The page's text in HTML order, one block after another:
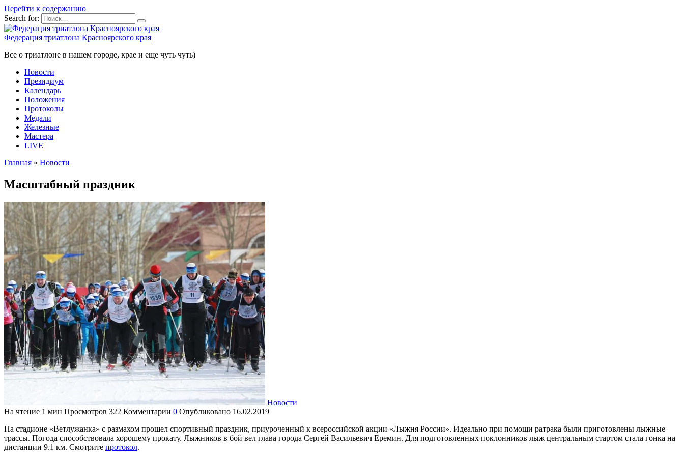
Перейти к содержанию
Search for:
Федерация триатлона Красноярского края
Все о триатлоне в нашем городе, крае и еще чуть чуть)
Новости
Президиум
Календарь
Положения
Протоколы
Медали
Железные
Мастера
LIVE
Главная » Новости
Масштабный праздник
Новости
На чтение 1 мин Просмотров 322 Комментарии 0 Опубликовано 16.02.2019
На стадионе «Ветлужанка» с размахом прошел спортивный праздник, приуроченный к всероссийской акции «Лыжня России». Идеально при помощи ратрака были приготовлены лыжные
трассы. Погода способствовала хорошему прокату. Лыжников в бой вел глава города Сергей Васильевич Еремин. Для подготовленных поклонников лыж центральным стартом стала гонка на
дистанции 9.1 км. Смотрите протокол.